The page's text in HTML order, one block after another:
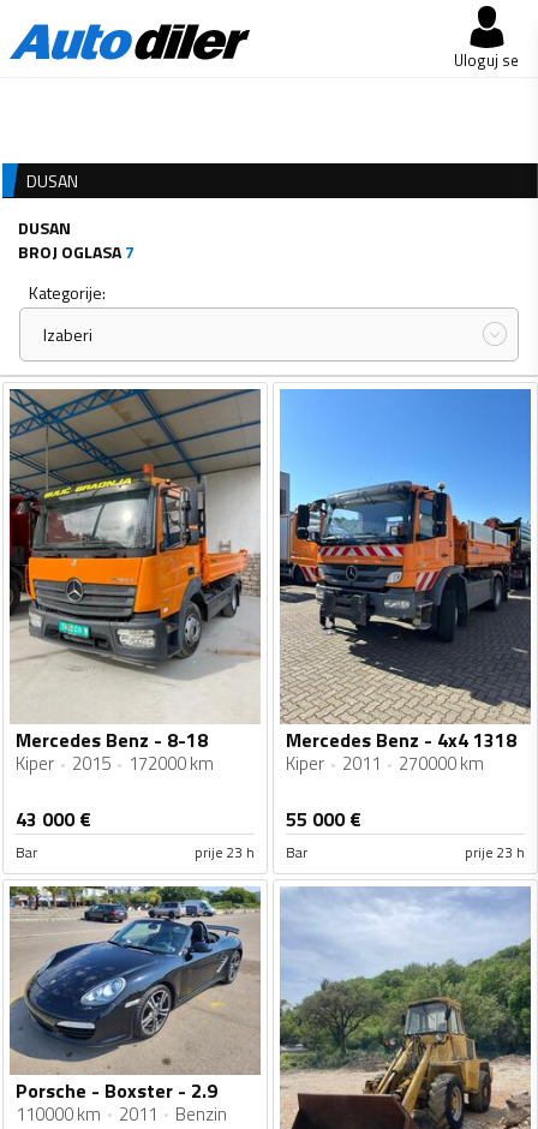
Uloguj se
DUSAN
DUSAN
BROJ OGLASA7
Kategorije:
Izaberi
Mercedes Benz - 8-18
Kiper 2015 172000 km
43 000€
Bar prije 23 h
Mercedes Benz - 4x4 1318
Kiper 2011 270000 km
55 000€
Bar prije 23 h
Porsche - Boxster - 2.9
110000 km 2011 Benzin